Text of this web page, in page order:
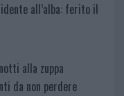
all’alba: ferito il
alla zuppa
da non perdere